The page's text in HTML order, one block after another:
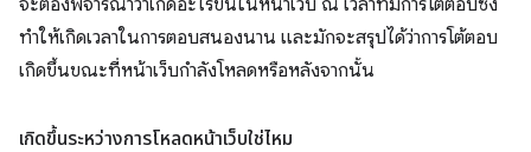
จะต้องพิจารณาว่าเกิดอะไรขึ้นในหน้าเว็บ ณ เวลาที่มีการโต้ตอบซึ่ง
ทำให้เกิดเวลาในการตอบสนองนาน และมักจะสรุปได้ว่าการโต้ตอบ
เกิดขึ้นขณะที่หน้าเว็บกำลังโหลดหรือหลังจากนั้น
เกิดขึ้นระหว่างการโหลดหน้าเว็บใช่ไหม